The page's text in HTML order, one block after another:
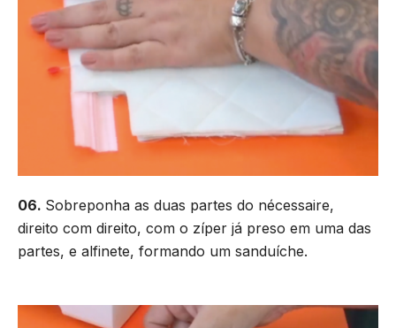
06. Sobreponha as duas partes do nécessaire,
direito com direito, com o zíper já preso em uma das
partes, e alfinete, formando um sanduíche.